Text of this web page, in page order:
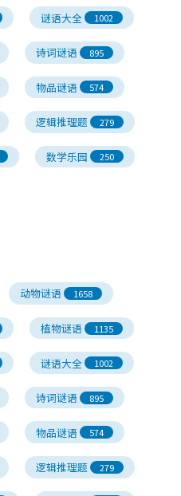
谜语大全 1002
诗词谜语 895
物品谜语 574
逻辑推理题 279
数学乐园 250
动物谜语 1658
植物谜语 1135
谜语大全 1002
诗词谜语 895
物品谜语 574
逻辑推理题 279